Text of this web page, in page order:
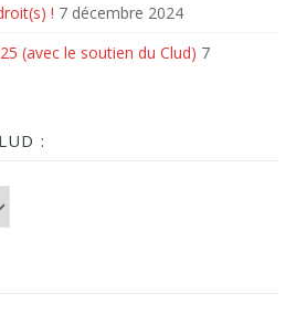
! 7 décembre 2024
(avec le soutien du Clud) 7
: